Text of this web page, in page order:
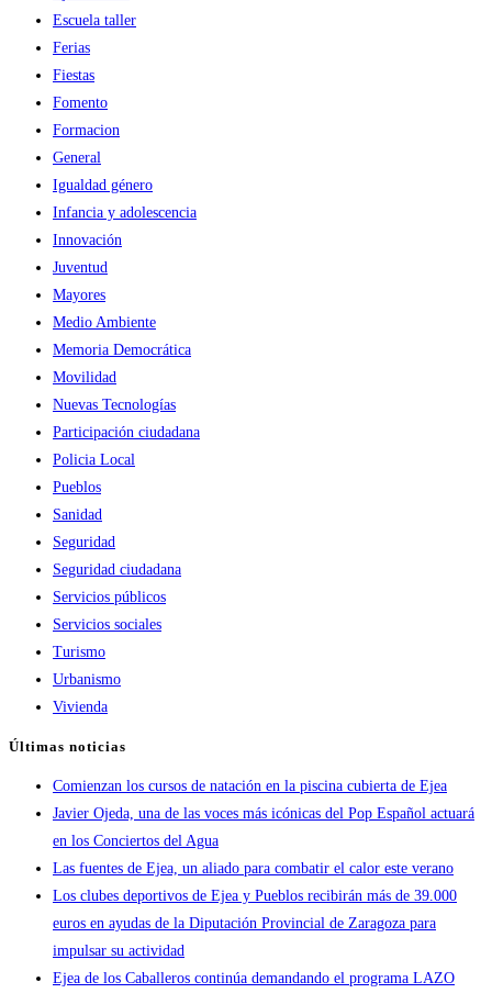
Escuela taller
Ferias
Fiestas
Fomento
Formacion
General
Igualdad género
Infancia y adolescencia
Innovación
Juventud
Mayores
Medio Ambiente
Memoria Democrática
Movilidad
Nuevas Tecnologías
Participación ciudadana
Policia Local
Pueblos
Sanidad
Seguridad
Seguridad ciudadana
Servicios públicos
Servicios sociales
Turismo
Urbanismo
Vivienda
Últimas noticias
Comienzan los cursos de natación en la piscina cubierta de Ejea
Javier Ojeda, una de las voces más icónicas del Pop Español actuará
en los Conciertos del Agua
Las fuentes de Ejea, un aliado para combatir el calor este verano
Los clubes deportivos de Ejea y Pueblos recibirán más de 39.000
euros en ayudas de la Diputación Provincial de Zaragoza para
impulsar su actividad
Ejea de los Caballeros continúa demandando el programa LAZO